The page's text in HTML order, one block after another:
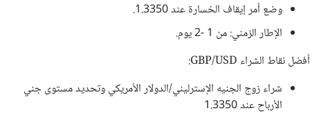
وضع أمر إيقاف الخسارة عند 1.3350.
الإطار الزمني: من 1 -2 يوم.
أفضل نقاط الشراء GBP/USD:
شراء زوج الجنيه الإسترليني/الدولار الأمريكي وتحديد مستوى جني
الأرباح عند 1.3350